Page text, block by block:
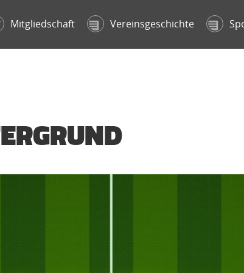
Mitgliedschaft Vereinsgeschichte